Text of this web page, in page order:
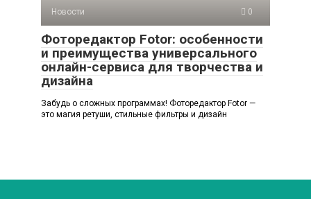
Новости 0
Фоторедактор Fotor: особенности
и преимущества универсального
онлайн-сервиса для творчества и
дизайна
Забудь о сложных программах! Фоторедактор Fotor —
это магия ретуши, стильные фильтры и дизайн